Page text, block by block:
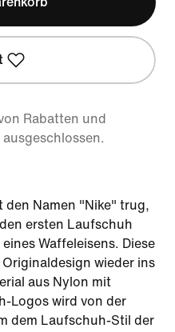
Rabatten und
den Namen "Nike" trug,
ersten Laufschuh
Waffeleisens. Diese
wieder ins
aus Nylon mit
Logos wird von der
dem Laufschuh-Stil der